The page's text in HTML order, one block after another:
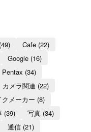
Cafe(22)
Google(16)
Pentax (34)
カメラ関連 (22)
クメーカー (8)
(39) 写真(34)
通信(21)